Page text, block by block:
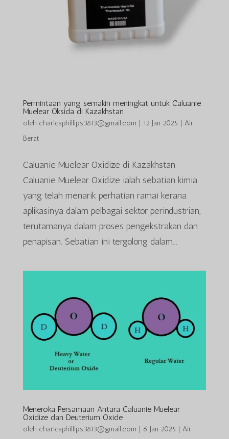
Permintaan yang semakin meningkat untuk Caluanie
Muelear Oksida di Kazakhstan
oleh charlesphillips3813@gmail.com | 12 Jan 2025 | Air
Berat
Caluanie Muelear Oxidize di Kazakhstan
Caluanie Muelear Oxidize ialah sebatian kimia
yang telah menarik perhatian ramai kerana
aplikasinya dalam pelbagai sektor perindustrian,
terutamanya dalam proses pengekstrakan dan
penapisan. Sebatian ini tergolong dalam...
Meneroka Persamaan Antara Caluanie Muelear
Oxidize dan Deuterium Oxide
oleh charlesphillips3813@gmail.com | 6 Jan 2025 | Air